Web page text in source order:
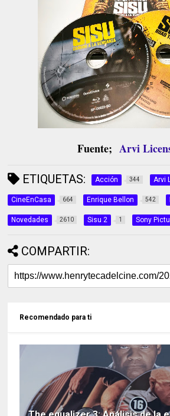
Fuente;Arvi
ETIQUETAS: Acción 344 Arvi
CineEnCasa 664 Enrique Bellon 542
Novedades 2610 Sisu 2 1 Sony
COMPARTIR:
Recomendado para ti